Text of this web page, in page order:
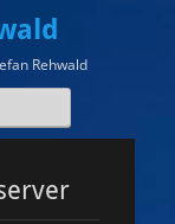
Rehwald